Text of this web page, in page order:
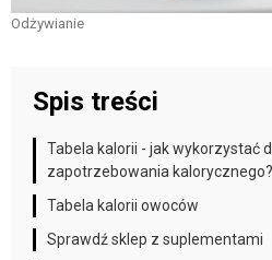
Odżywianie
Spis treści
Tabela kalorii - jak wykorzystać
zapotrzebowania kalorycznego?
Tabela kalorii owoców
Sprawdź sklep z suplementami